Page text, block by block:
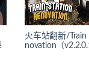
火车站翻新/Train
novation（